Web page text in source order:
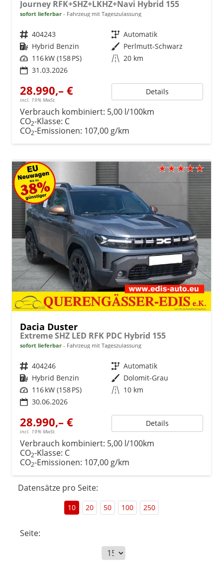
Journey RFK+SHZ+LKHZ+Navi Hybrid 155
sofort lieferbar Fahrzeug mit Tageszulassung
Fahrzeugnr. 404243 Getriebe Automatik
Kraftstoff Hybrid Benzin Außenfarbe Perlmutt-Schwarz
Leistung 116 kW (158 PS) Kilometerstand 20 km
31.03.2026
28.990,– €
incl. 19% MwSt.
Details
Verbrauch kombiniert: 5,00 l/100km
CO2-Klasse: C
CO2-Emissionen: 107,00 g/km
Dacia Duster
Extreme SHZ LED RFK PDC Hybrid 155
sofort lieferbar Fahrzeug mit Tageszulassung
Fahrzeugnr. 404246 Getriebe Automatik
Kraftstoff Hybrid Benzin Außenfarbe Dolomit-Grau
Leistung 116 kW (158 PS) Kilometerstand 10 km
30.06.2026
28.990,– €
incl. 19% MwSt.
Details
Verbrauch kombiniert: 5,00 l/100km
CO2-Klasse: C
CO2-Emissionen: 107,00 g/km
Datensätze pro Seite:
10 20 50 100 250
Seite: